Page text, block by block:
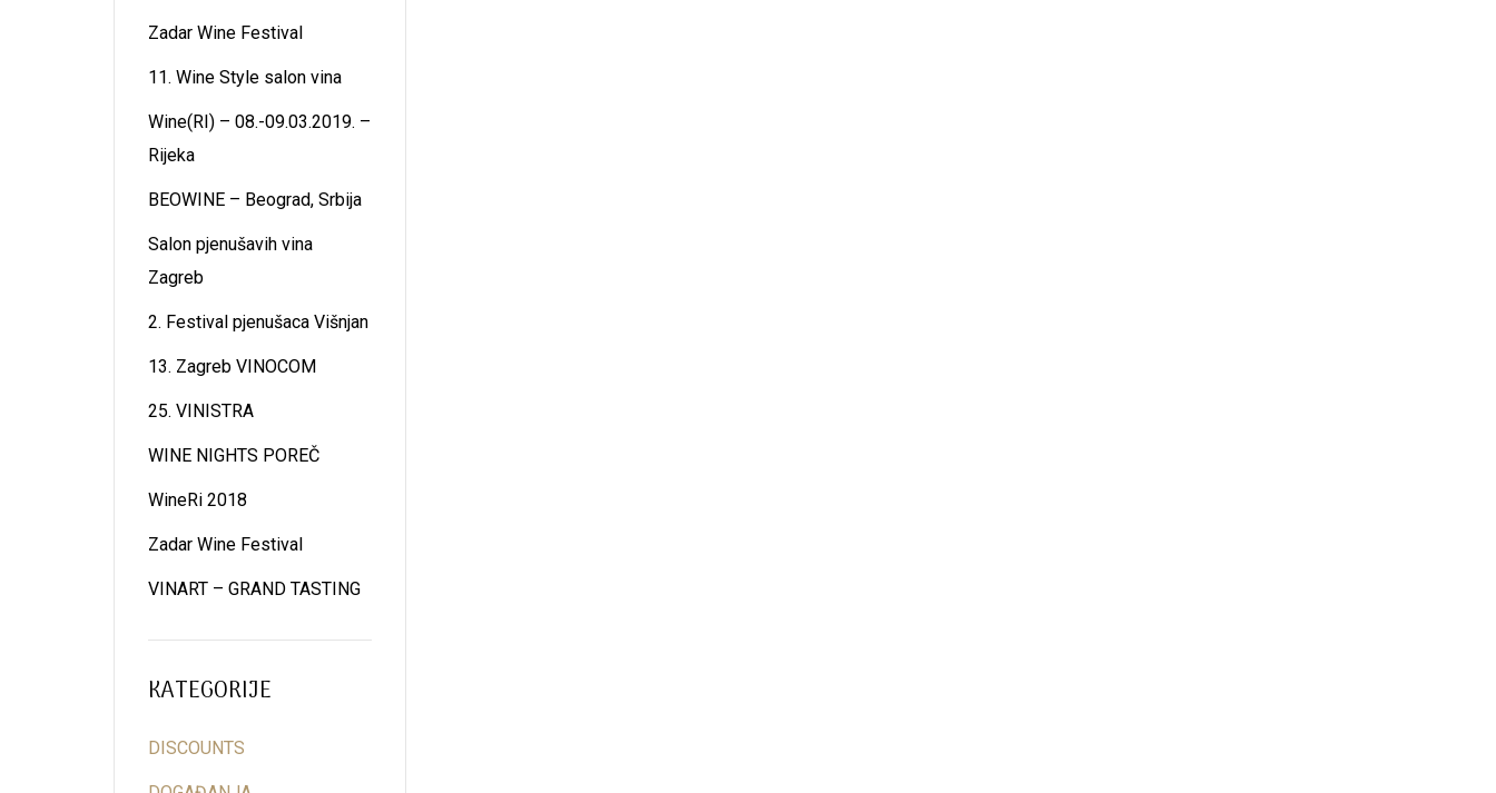
Zadar Wine Festival
11. Wine Style salon vina
Wine(RI) – 08.-09.03.2019. –
Rijeka
BEOWINE – Beograd, Srbija
Salon pjenušavih vina
Zagreb
2. Festival pjenušaca Višnjan
13. Zagreb VINOCOM
25. VINISTRA
WINE NIGHTS POREČ
WineRi 2018
Zadar Wine Festival
VINART – GRAND TASTING
KATEGORIJE
DISCOUNTS